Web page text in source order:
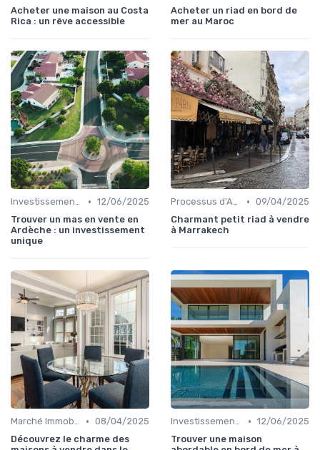
Acheter une maison au Costa
Rica : un rêve accessible
Acheter un riad en bord de
mer au Maroc
Investissement dans l'Immobilier Secondaire • 12/06/2025
Trouver un mas en vente en
Ardèche : un investissement
unique
Processus d'Achat Immobilier • 09/04/2025
Charmant petit riad à vendre
à Marrakech
Marché Immobilier et Prix • 08/04/2025
Découvrez le charme des
Investissement dans l'Immobilier Secondaire • 12/06/2025
Trouver une maison